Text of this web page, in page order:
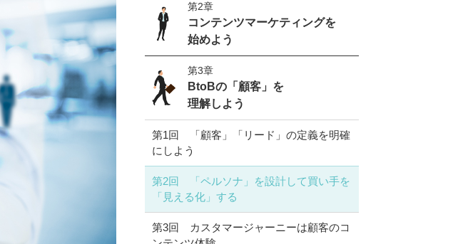
第2章
コンテンツマーケティングを
始めよう
第3章
BtoBの「顧客」を
理解しよう
第1回 「顧客」「リード」の定義を明確
にしよう
第2回 「ペルソナ」を設計して買い手を
「見える化」する
第3回 カスタマージャーニーは顧客のコ